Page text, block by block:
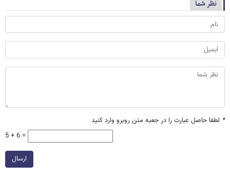
نظر شما
* لطفا حاصل عبارت را در جعبه متن روبرو وارد کنید
5 + 6 =
ارسال